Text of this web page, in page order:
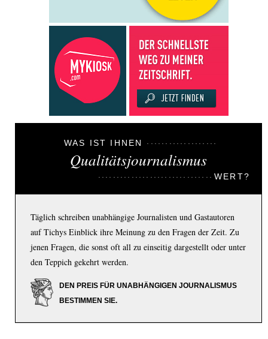
WAS IST IHNEN
Qualitätsjournalismus
WERT?
Täglich schreiben unabhängige Journalisten und Gastautoren
auf Tichys Einblick ihre Meinung zu den Fragen der Zeit. Zu
jenen Fragen, die sonst oft all zu einseitig dargestellt oder unter
den Teppich gekehrt werden.
DEN PREIS FÜR UNABHÄNGIGEN JOURNALISMUS
BESTIMMEN SIE.